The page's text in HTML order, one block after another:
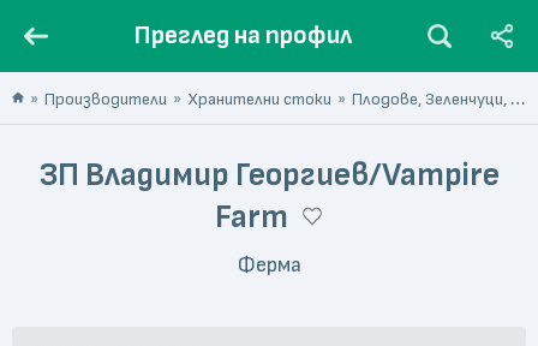
Преглед на профил
Производители Хранителни стоки Плодове, Зеленчуци, Гъби, Ядки
ЗП Владимир Георгиев/Vampire
Farm
Ферма